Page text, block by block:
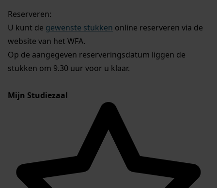
Reserveren:
U kunt de gewenste stukken online reserveren via de
website van het WFA.
Op de aangegeven reserveringsdatum liggen de
stukken om 9.30 uur voor u klaar.
Mijn Studiezaal